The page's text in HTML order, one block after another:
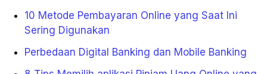
10 Metode Pembayaran Online yang Saat Ini
Sering Digunakan
Perbedaan Digital Banking dan Mobile Banking